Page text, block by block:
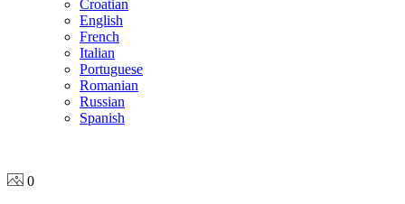
Croatian
English
French
Italian
Portuguese
Romanian
Russian
Spanish
0